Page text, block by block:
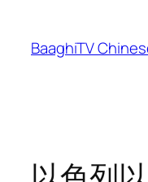
content
BaaghiTV